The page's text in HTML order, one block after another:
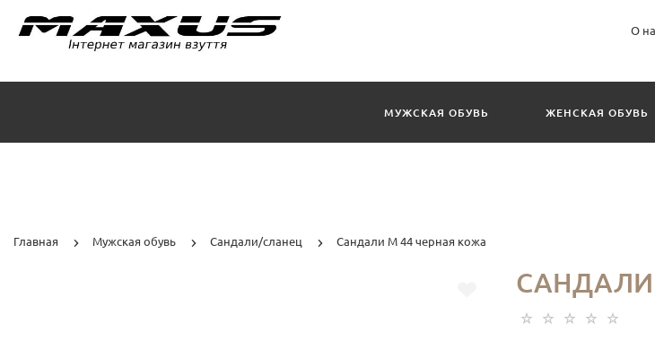
О
МУЖСКАЯ ОБУВЬ ЖЕНСКАЯ ОБУВЬ
Главная Мужская обувь Сандали/cланец Сандали М 44 черная кожа
САНДАЛИ